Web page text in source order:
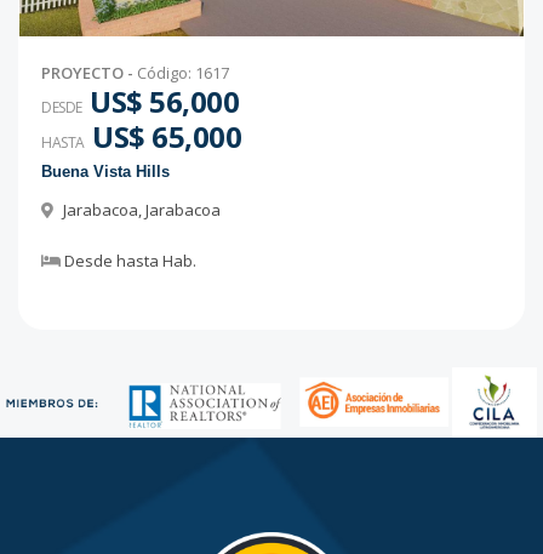
PROYECTO - Código: 1617
DESDE US$ 56,000
HASTA US$ 65,000
Buena Vista Hills
Jarabacoa,Jarabacoa
Desde hasta Hab.